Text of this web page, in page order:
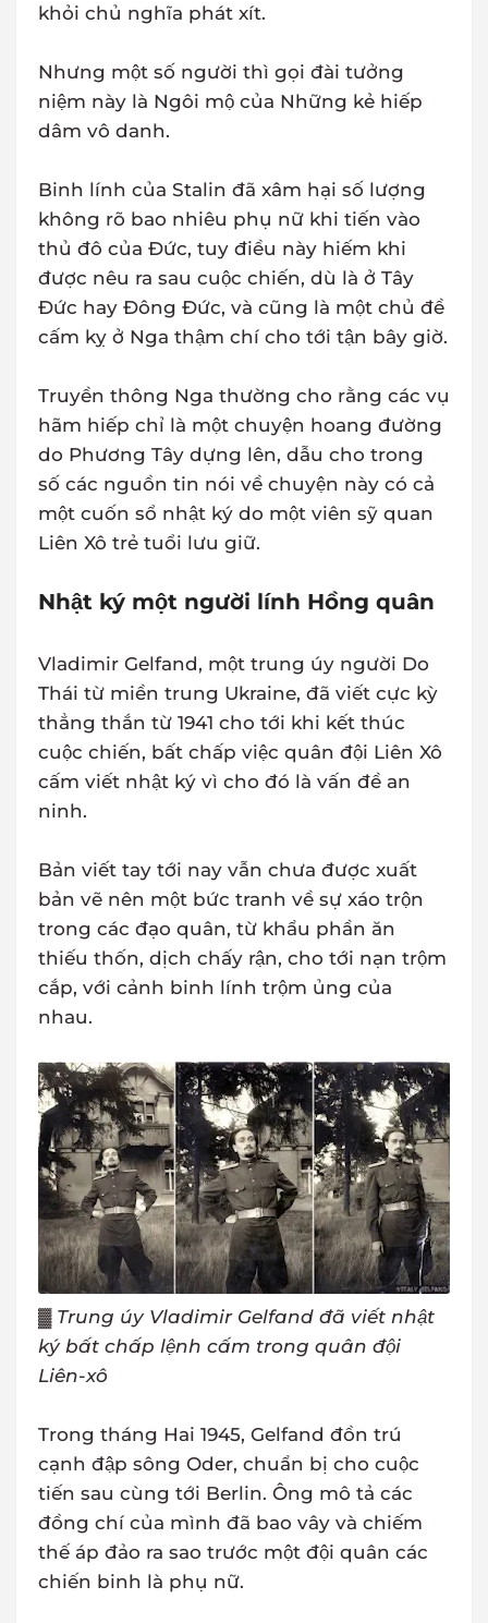
khỏi chủ nghĩa phát xít.
Nhưng một số người thì gọi đài tưởng
niệm này là Ngôi mộ của Những kẻ hiếp
dâm vô danh.
Binh lính của Stalin đã xâm hại số lượng
không rõ bao nhiêu phụ nữ khi tiến vào
thủ đô của Đức, tuy điều này hiếm khi
được nêu ra sau cuộc chiến, dù là ở Tây
Đức hay Đông Đức, và cũng là một chủ đề
cấm kỵ ở Nga thậm chí cho tới tận bây giờ.
Truyền thông Nga thường cho rằng các vụ
hãm hiếp chỉ là một chuyện hoang đường
do Phương Tây dựng lên, dẫu cho trong
số các nguồn tin nói về chuyện này có cả
một cuốn sổ nhật ký do một viên sỹ quan
Liên Xô trẻ tuổi lưu giữ.
Nhật ký một người lính Hồng quân
Vladimir Gelfand, một trung úy người Do
Thái từ miền trung Ukraine, đã viết cực kỳ
thẳng thắn từ 1941 cho tới khi kết thúc
cuộc chiến, bất chấp việc quân đội Liên Xô
cấm viết nhật ký vì cho đó là vấn đề an
ninh.
Bản viết tay tới nay vẫn chưa được xuất
bản vẽ nên một bức tranh về sự xáo trộn
trong các đạo quân, từ khẩu phần ăn
thiếu thốn, dịch chấy rận, cho tới nạn trộm
cắp, với cảnh binh lính trộm ủng của
nhau.
▓ Trung úy Vladimir Gelfand đã viết nhật
ký bất chấp lệnh cấm trong quân đội
Liên-xô
Trong tháng Hai 1945, Gelfand đồn trú
cạnh đập sông Oder, chuẩn bị cho cuộc
tiến sau cùng tới Berlin. Ông mô tả các
đồng chí của mình đã bao vây và chiếm
thế áp đảo ra sao trước một đội quân các
chiến binh là phụ nữ.